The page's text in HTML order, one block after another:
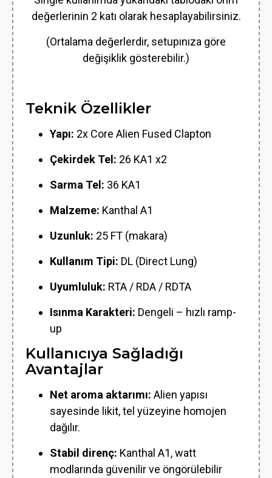
değerlerinin 2 katı olarak hesaplayabilirsiniz.
(Ortalama değerlerdir, setupınıza göre
değişiklik gösterebilir.)
Teknik Özellikler
Yapı: 2x Core Alien Fused Clapton
Çekirdek Tel: 26 KA1 x2
Sarma Tel: 36 KA1
Malzeme: Kanthal A1
Uzunluk: 25 FT (makara)
Kullanım Tipi: DL (Direct Lung)
Uyumluluk: RTA / RDA / RDTA
Isınma Karakteri: Dengeli – hızlı ramp-
up
Kullanıcıya Sağladığı
Avantajlar
Net aroma aktarımı: Alien yapısı
sayesinde likit, tel yüzeyine homojen
dağılır.
Stabil direnç: Kanthal A1, watt
modlarında güvenilir ve öngörülebilir